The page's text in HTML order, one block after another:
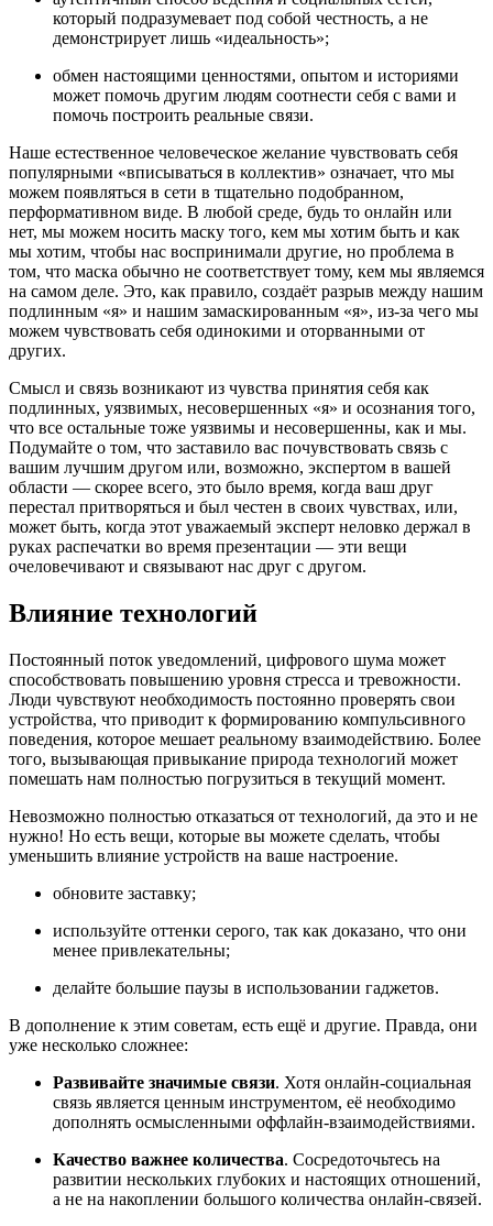
который подразумевает под собой честность, а не
демонстрирует лишь «идеальность»;
обмен настоящими ценностями, опытом и историями
может помочь другим людям соотнести себя с вами и
помочь построить реальные связи.
Наше естественное человеческое желание чувствовать себя
популярными «вписываться в коллектив» означает, что мы
можем появляться в сети в тщательно подобранном,
перформативном виде. В любой среде, будь то онлайн или
нет, мы можем носить маску того, кем мы хотим быть и как
мы хотим, чтобы нас воспринимали другие, но проблема в
том, что маска обычно не соответствует тому, кем мы являемся
на самом деле. Это, как правило, создаёт разрыв между нашим
подлинным «я» и нашим замаскированным «я», из-за чего мы
можем чувствовать себя одинокими и оторванными от
других.
Смысл и связь возникают из чувства принятия себя как
подлинных, уязвимых, несовершенных «я» и осознания того,
что все остальные тоже уязвимы и несовершенны, как и мы.
Подумайте о том, что заставило вас почувствовать связь с
вашим лучшим другом или, возможно, экспертом в вашей
области — скорее всего, это было время, когда ваш друг
перестал притворяться и был честен в своих чувствах, или,
может быть, когда этот уважаемый эксперт неловко держал в
руках распечатки во время презентации — эти вещи
очеловечивают и связывают нас друг с другом.
Влияние технологий
Постоянный поток уведомлений, цифрового шума может
способствовать повышению уровня стресса и тревожности.
Люди чувствуют необходимость постоянно проверять свои
устройства, что приводит к формированию компульсивного
поведения, которое мешает реальному взаимодействию. Более
того, вызывающая привыкание природа технологий может
помешать нам полностью погрузиться в текущий момент.
Невозможно полностью отказаться от технологий, да это и не
нужно! Но есть вещи, которые вы можете сделать, чтобы
уменьшить влияние устройств на ваше настроение.
обновите заставку;
используйте оттенки серого, так как доказано, что они
менее привлекательны;
делайте большие паузы в использовании гаджетов.
В дополнение к этим советам, есть ещё и другие. Правда, они
уже несколько сложнее:
Развивайте значимые связи. Хотя онлайн-социальная
связь является ценным инструментом, её необходимо
дополнять осмысленными оффлайн-взаимодействиями.
Качество важнее количества. Сосредоточьтесь на
развитии нескольких глубоких и настоящих отношений,
а не на накоплении большого количества онлайн-связей.